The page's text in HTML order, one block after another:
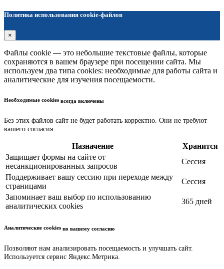
Политика использования cookie-файлов
×
Файлы cookie — это небольшие текстовые файлы, которые
сохраняются в вашем браузере при посещении сайта. Мы
используем два типа cookies: необходимые для работы сайта и
аналитические для изучения посещаемости.
Необходимые cookies всегда включены
Без этих файлов сайт не будет работать корректно. Они не требуют
вашего согласия.
Назначение
Хранится
Защищает формы на сайте от
несанкционированных запросов
Сессия
Поддерживает вашу сессию при переходе между
страницами
Сессия
Запоминает ваш выбор по использованию
аналитических cookies
365 дней
Аналитические cookies по вашему согласию
Позволяют нам анализировать посещаемость и улучшать сайт.
Используется сервис Яндекс.Метрика.